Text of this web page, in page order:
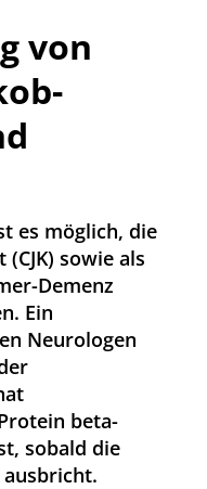
von
es möglich, die
sowie als
Demenz
Ein
Neurologen
beta-
sobald die
ausbricht.